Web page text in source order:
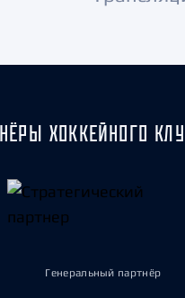
Салават Юлаев
ХОККЕЙНОГО
Генеральный партнёр